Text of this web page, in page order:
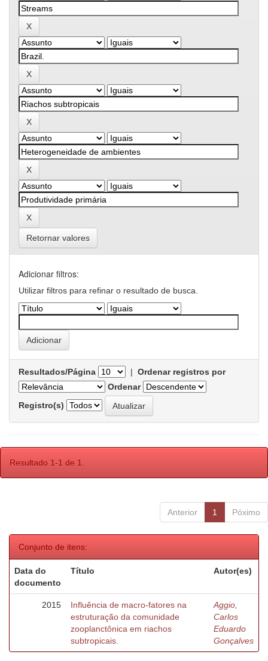
Retornar valores
Adicionar filtros:
Utilizar filtros para refinar o resultado de busca.
Resultados/Página | Ordenar registros por
Ordenar
Registro(s)
Resultado 1-1 de 1.
Anterior 1 Póximo
Conjunto de itens:
Data do
documento
Título Autor(es)
2015
Influência de macro-fatores na
estruturação da comunidade
zooplanctônica em riachos
subtropicais.
Aggio,
Carlos
Eduardo
Gonçalves